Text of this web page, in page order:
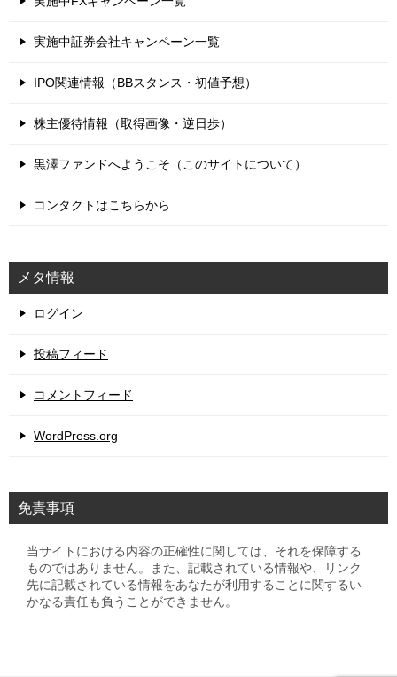
実施中証券会社キャンペーン一覧
IPO関連情報（BBスタンス・初値予想）
株主優待情報（取得画像・逆日歩）
黒澤ファンドへようこそ（このサイトについて）
コンタクトはこちらから
メタ情報
ログイン
投稿フィード
コメントフィード
WordPress.org
免責事項
当サイトにおける内容の正確性に関しては、それを保障する
ものではありません。また、記載されている情報や、リンク
先に記載されている情報をあなたが利用することに関するい
かなる責任も負うことができません。